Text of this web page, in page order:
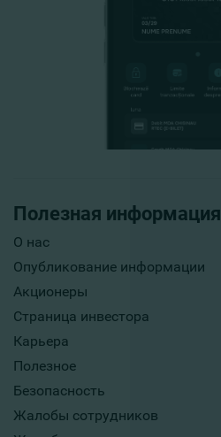
Полезная информация
О нас
Опубликование информации
Акционеры
Страница инвестора
Карьера
Полезное
Безопасность
Жалобы сотрудников